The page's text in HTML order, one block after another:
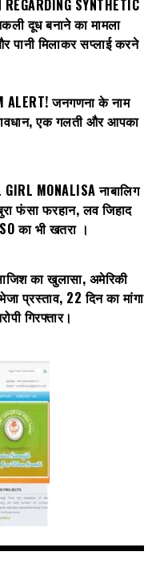
SYNTHETIC
दूध बनाने का मामला
मिलाकर सप्लाई करने
ALERT! जनगणना के नाम
एक गलती और आपका
MONALISA नाबालिग
फंसा फरहान, लव जिहाद
का भी खतरा ।
का खुलासा, अमेरिकी
प्रस्ताव, 22 दिन का मांगा
गिरफ्तार।